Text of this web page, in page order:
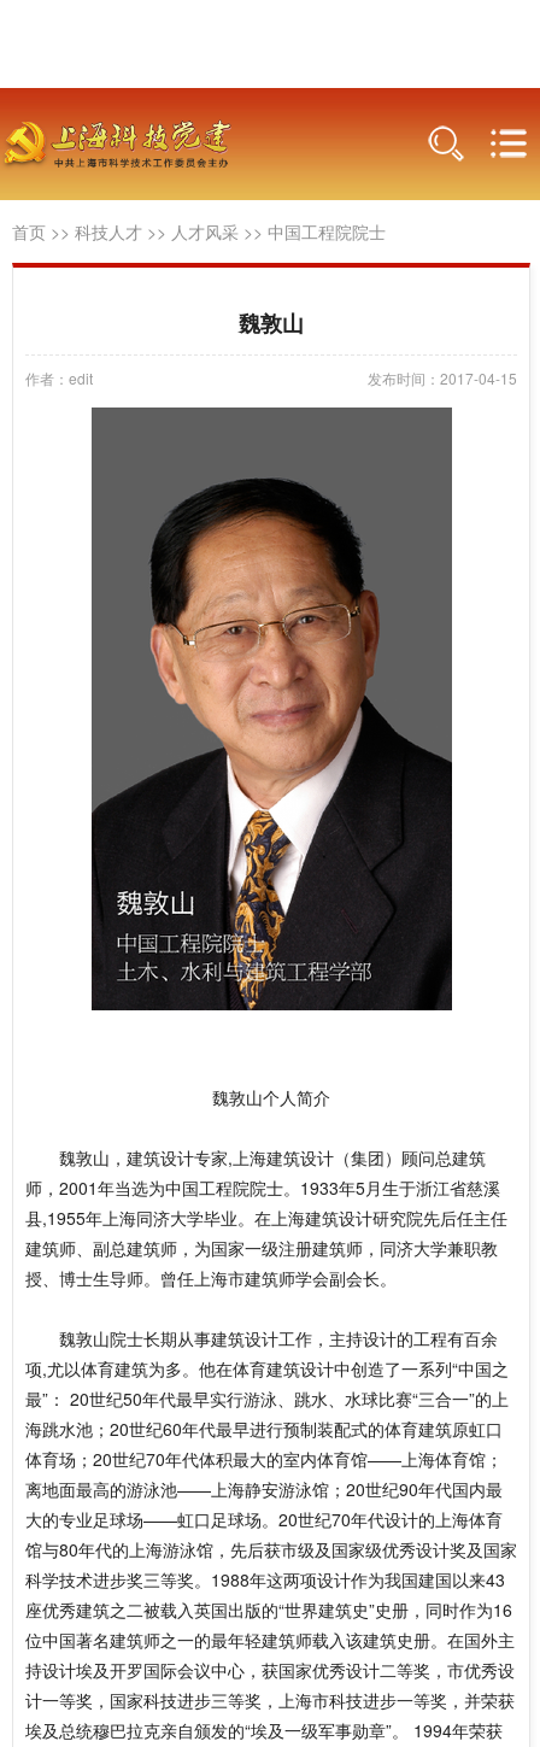
首页 >> 科技人才 >> 人才风采 >> 中国工程院院士
魏敦山
作者：edit 发布时间：2017-04-15
魏敦山个人简介
魏敦山，建筑设计专家,上海建筑设计（集团）顾问总建筑
师，2001年当选为中国工程院院士。1933年5月生于浙江省慈溪
县,1955年上海同济大学毕业。在上海建筑设计研究院先后任主任
建筑师、副总建筑师，为国家一级注册建筑师，同济大学兼职教
授、博士生导师。曾任上海市建筑师学会副会长。
魏敦山院士长期从事建筑设计工作，主持设计的工程有百余
项,尤以体育建筑为多。他在体育建筑设计中创造了一系列“中国之
最”： 20世纪50年代最早实行游泳、跳水、水球比赛“三合一”的上
海跳水池；20世纪60年代最早进行预制装配式的体育建筑原虹口
体育场；20世纪70年代体积最大的室内体育馆——上海体育馆；
离地面最高的游泳池——上海静安游泳馆；20世纪90年代国内最
大的专业足球场——虹口足球场。20世纪70年代设计的上海体育
馆与80年代的上海游泳馆，先后获市级及国家级优秀设计奖及国家
科学技术进步奖三等奖。1988年这两项设计作为我国建国以来43
座优秀建筑之二被载入英国出版的“世界建筑史”史册，同时作为16
位中国著名建筑师之一的最年轻建筑师载入该建筑史册。在国外主
持设计埃及开罗国际会议中心，获国家优秀设计二等奖，市优秀设
计一等奖，国家科技进步三等奖，上海市科技进步一等奖，并荣获
埃及总统穆巴拉克亲自颁发的“埃及一级军事勋章”。 1994年荣获